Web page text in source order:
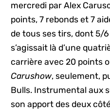
mercredi par Alex
points, 7 rebonds et 7
de tous ses tirs, dont 5/
s’agissait là d’une
carrière avec 20 points
Carushow, seulement,
Bulls. Instrumental aux
son apport des deux